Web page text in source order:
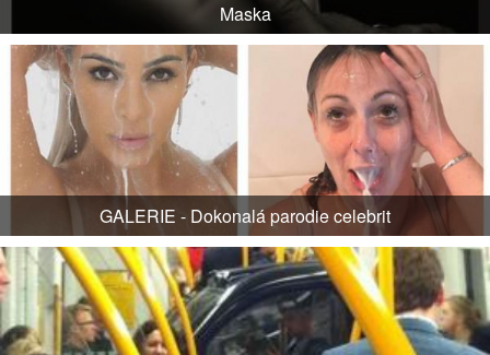
Maska
GALERIE - Dokonalá parodie celebrit